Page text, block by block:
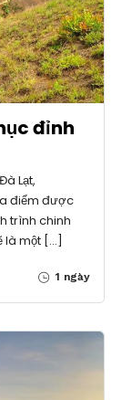
đỉnh
Lạt,
điểm được
trình chinh
là một […]
1 ngày